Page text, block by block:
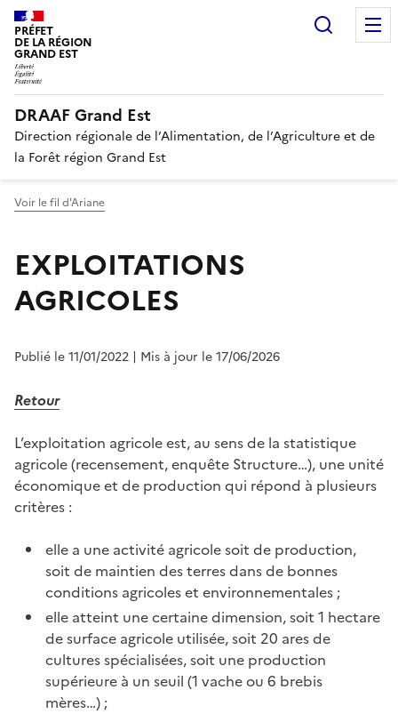
PRÉFET
DE LA RÉGION
GRAND EST
DRAAF Grand Est
Direction régionale de l’Alimentation, de l’Agriculture et de
la Forêt région Grand Est
Voir le fil d'Ariane
EXPLOITATIONS
AGRICOLES
Publié le 11/01/2022 | Mis à jour le 17/06/2026
Retour
L’exploitation agricole est, au sens de la statistique
agricole (recensement, enquête Structure…), une unité
économique et de production qui répond à plusieurs
critères :
elle a une activité agricole soit de production,
soit de maintien des terres dans de bonnes
conditions agricoles et environnementales ;
elle atteint une certaine dimension, soit 1 hectare
de surface agricole utilisée, soit 20 ares de
cultures spécialisées, soit une production
supérieure à un seuil (1 vache ou 6 brebis
mères…) ;